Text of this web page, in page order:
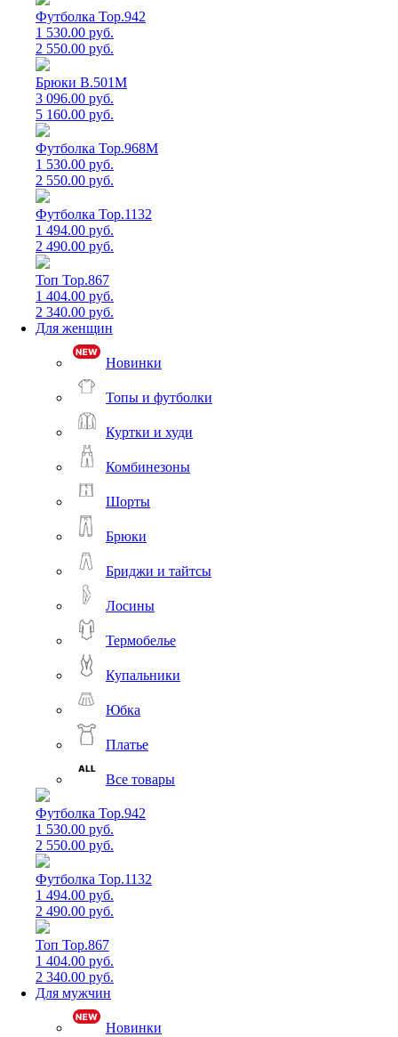
Футболка Top.942
1 530.00 руб.
2 550.00 руб.
Брюки B.501M
3 096.00 руб.
5 160.00 руб.
Футболка Top.968M
1 530.00 руб.
2 550.00 руб.
Футболка Top.1132
1 494.00 руб.
2 490.00 руб.
Топ Top.867
1 404.00 руб.
2 340.00 руб.
Для женщин
Новинки
Топы и футболки
Куртки и худи
Комбинезоны
Шорты
Брюки
Бриджи и тайтсы
Лосины
Термобелье
Купальники
Юбка
Платье
Все товары
Футболка Top.942
1 530.00 руб.
2 550.00 руб.
Футболка Top.1132
1 494.00 руб.
2 490.00 руб.
Топ Top.867
1 404.00 руб.
2 340.00 руб.
Для мужчин
Новинки